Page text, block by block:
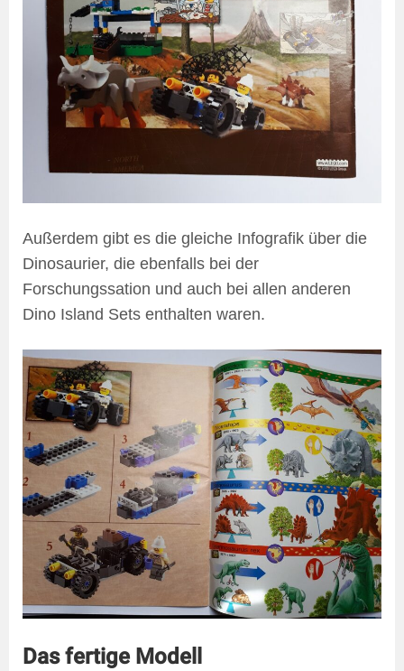
Außerdem gibt es die gleiche Infografik über die
Dinosaurier, die ebenfalls bei der
Forschungssation und auch bei allen anderen
Dino Island Sets enthalten waren.
Das fertige Modell